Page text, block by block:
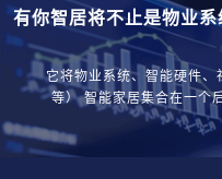
有你智居将不止是物业
它将物业系统、智能硬件
等） 智能家居集合在一个